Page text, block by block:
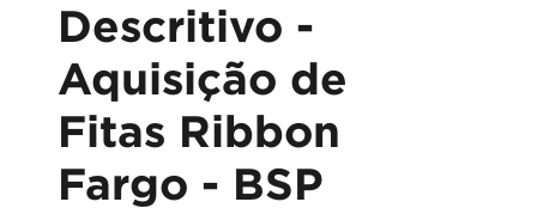
Descritivo -
Aquisição de
Fitas Ribbon
Fargo - BSP